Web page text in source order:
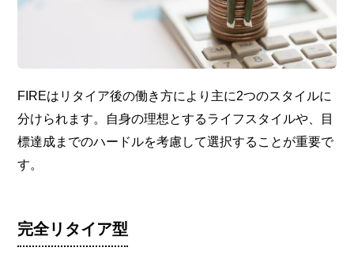
FIREはリタイア後の働き方により主に2つのスタイルに
分けられます。自身の理想とするライフスタイルや、目
標達成までのハードルを考慮して選択することが重要で
す。
完全リタイア型